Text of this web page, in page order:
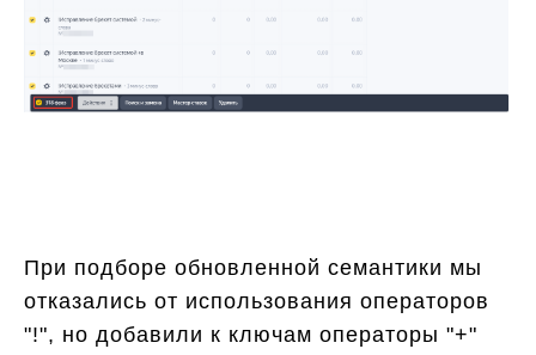
При подборе обновленной семантики мы
отказались от использования операторов
"!", но добавили к ключам операторы "+"